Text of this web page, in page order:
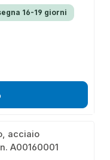
16-19 giorni